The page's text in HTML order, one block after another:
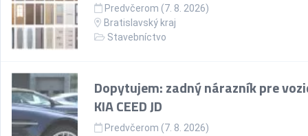
Predvčerom (7. 8. 2026)
Bratislavský kraj
Stavebníctvo
Dopytujem: zadný nárazník pre
KIA CEED JD
Predvčerom (7. 8. 2026)